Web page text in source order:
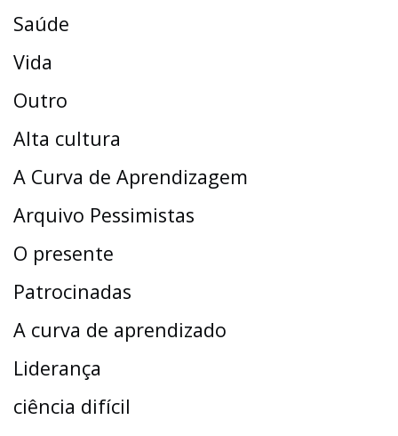
Saúde
Vida
Outro
Alta cultura
A Curva de Aprendizagem
Arquivo Pessimistas
O presente
Patrocinadas
A curva de aprendizado
Liderança
ciência difícil